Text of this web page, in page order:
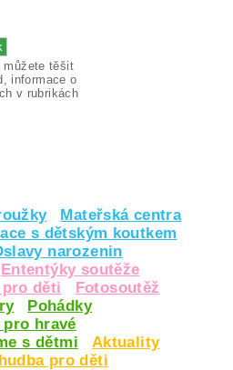
můžete těšit
informace o
v rubrikách
Mateřská centra
s dětským koutkem
narozenin
Ententýky soutěže
děti
Fotosoutěž
Pohádky
pro hravé
s dětmi
Aktuality
pro děti